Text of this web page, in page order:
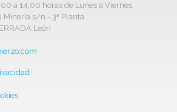
a 14,00 horas de Lunes a Viernes
Minería s/n - 3ª Planta
León